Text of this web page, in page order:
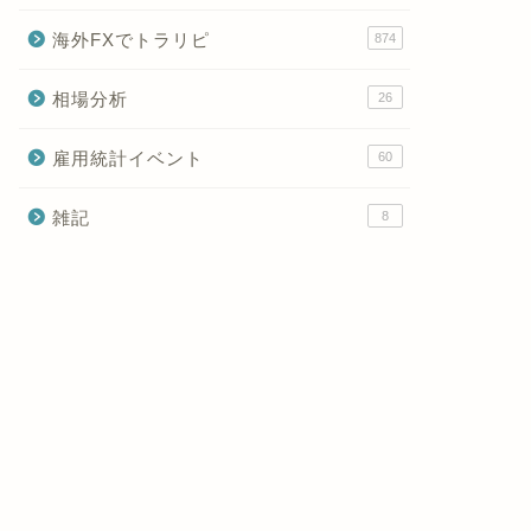
海外FXでトラリピ 874
相場分析 26
雇用統計イベント 60
雑記 8